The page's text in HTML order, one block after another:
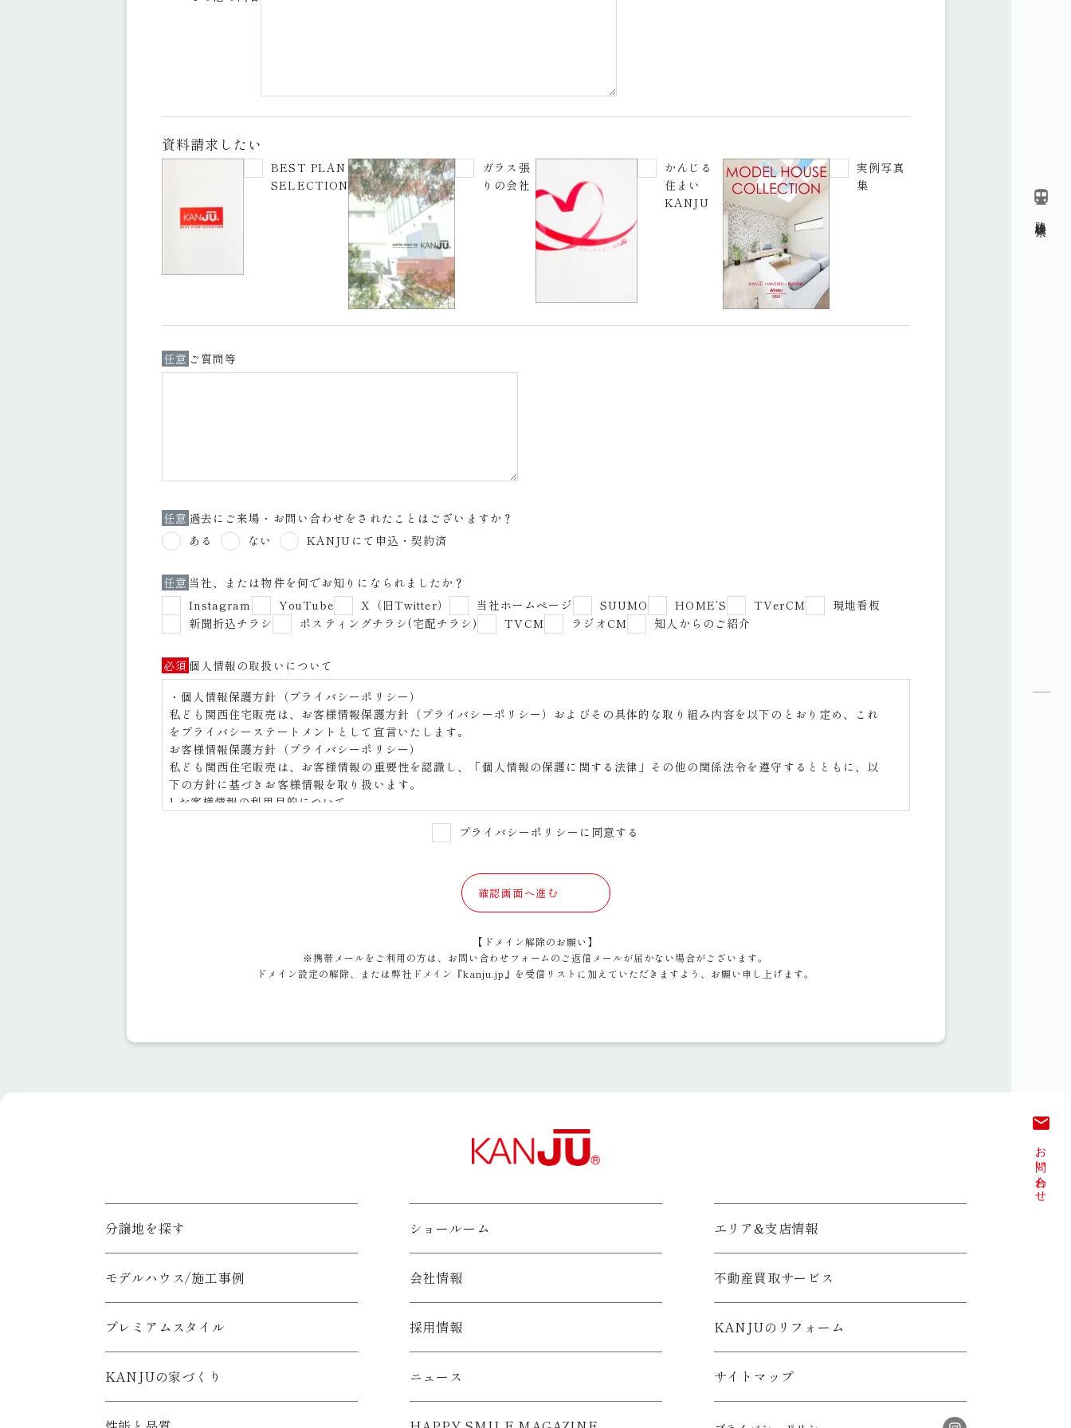
directions_transit
email
お問い合わせ
資料請求したい
BEST PLAN
SELECTION
ガラス張
りの会社
かんじる
住まい
KANJU
実例写真
集
任意 ご質問等
任意 過去にご来場・お問い合わせをされたことはございますか？
ある
ない KANJUにて申込・契約済
任意 当社、または物件を何でお知りになられましたか？
Instagram
YouTube X（旧Twitter） 当社ホームページ SUUMO HOME’S TVerCM
現地看板
新聞折込チラシ
ポスティングチラシ(宅配チラシ) TVCM ラジオCM 知人からのご紹介
必須 個人情報の取扱いについて
・個人情報保護方針（プライバシーポリシー）
私ども関西住宅販売は、お客様情報保護方針（プライバシーポリシー）およびその具体的な取り組み内容を以下のとおり定め、これ
をプライバシーステートメントとして宣言いたします。
お客様情報保護方針（プライバシーポリシー）
私ども関西住宅販売は、お客様情報の重要性を認識し、「個人情報の保護に関する法律」その他の関係法令を遵守するとともに、以
下の方針に基づきお客様情報を取り扱います。
1.お客様情報の利用目的について
○ お客様情報の利用目的につきましては、お客様情報の取得の際にお客様に明示いたします。
○ その利用目的の達成に必要な範囲内でお客様情報を取り扱います。
○ 適法かつ公正な手段によって、お客様情報を取得いたします。
○ お客様情報の漏えい、紛失、破壊、改ざん等を防止するため、必要な対策を講じて適切な安全管理をおこないます。
○ お客様情報の取扱いに関する規程等を定め、従業者（役員、社員、嘱託社員、派遣社員等）、その他関係者に周知徹底して実施
し、維持・改善してまいります。
5.お客様情報の第三者提供について
○ 利用目的の達成に必要な範囲内でお客様情報を業務委託先へ提供することがあります。
○ 保有するお客様情報について、お客様ご本人から開示、訂正、削除、利用停止等の求めがあった場合には、合理的な期間および範
お客様情報を以下の目的で利用いたします。（「お客様情報」とは、お客様の個人情報であって、その情報に含まれる氏名、住所等
によりお客様個人を識別できるものをいいます。）
1) お客様のお住まいづくりに関する関西住宅販売からの情報提供や販売活動をおこなうために利用いたします。
2) 関西住宅販売からの下記事業に関する情報提供や販売活動、サービス等の提供、マーケティング活動（アンケートのお願い等）を
おこなうために利用いたします。
（ウ） 住宅等用部資材の供給
（カ） 不動産の売買およびその代理・仲介・管理
3) 上記事業に関する商品等の開発・改善をおこなうために利用いたします。
プライバシーポリシーに同意する
確認画面へ進む
【ドメイン解除のお願い】
※携帯メールをご利用の方は、お問い合わせフォームのご返信メールが届かない場合がございます。
ドメイン設定の解除、または弊社ドメイン『kanju.jp』を受信リストに加えていただきますよう、お願い申し上げます。
分譲地を探す
モデルハウス/施工事例
プレミアムスタイル
KANJUの家づくり
ショールーム
会社情報
採用情報
ニュース
エリア&支店情報
不動産買取サービス
KANJUのリフォーム
サイトマップ